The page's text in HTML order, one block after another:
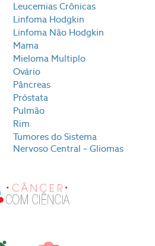
Leucemias Crônicas
Linfoma Hodgkin
Linfoma Não Hodgkin
Mama
Mieloma Multiplo
Ovário
Pâncreas
Próstata
Pulmão
Rim
Tumores do Sistema
Nervoso Central – Gliomas